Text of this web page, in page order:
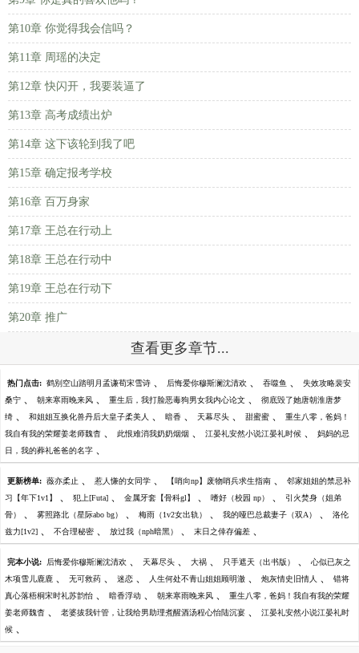
第10章 你觉得我会信吗？
第11章 周瑶的决定
第12章 快闪开，我要装逼了
第13章 高考成绩出炉
第14章 这下该轮到我了吧
第15章 确定报考学校
第16章 百万身家
第17章 王总在行动上
第18章 王总在行动中
第19章 王总在行动下
第20章 推广
查看更多章节...
热门点击: 鹤别空山踏明月孟谦荀宋雪诗 、 后悔爱你穆斯澜沈清欢 、 吞噬鱼 、 失效攻略裴安
桑宁 、 朝来寒雨晚来风 、 重生后，我打脸恶毒狗男女我内心论文 、 彻底毁了她唐朝淮唐梦
绮 、 和姐姐互换化兽丹后大皇子柔美人 、 暗香 、 天幕尽头 、 甜蜜蜜 、 重生八零，爸妈！
我自有我的荣耀姜老师魏杳 、 此恨难消我奶奶烟烟 、 江晏礼安然小说江晏礼时候 、 妈妈的忌
日，我的葬礼爸爸的名字 、
更新榜单: 薇亦柔止 、 惹人慊的女同学 、 【哨向np】废物哨兵求生指南 、 邻家姐姐的禁忌补
习【年下1v1】 、 犯上[Futa] 、 金属牙套【骨科gl】 、 嗜好（校园 np） 、 引火焚身（姐弟
骨） 、 雾照路北（星际abo bg） 、 梅雨（1v2女出轨） 、 我的哑巴总裁妻子（双A） 、 洛伦
兹力[1v2] 、 不合理秘密 、 放过我（nph暗黑） 、 末日之倖存偏差 、
完本小说: 后悔爱你穆斯澜沈清欢 、 天幕尽头 、 大祸 、 只手遮天（出书版） 、 心似已灰之
木项雪儿鹿鹿 、 无可救药 、 迷恋 、 人生何处不青山姐姐顾明澈 、 炮灰情史旧情人 、 错将
真心落梧桐宋时礼苏韵怡 、 暗香浮动 、 朝来寒雨晚来风 、 重生八零，爸妈！我自有我的荣耀
姜老师魏杳 、 老婆拔我针管，让我给男助理煮醒酒汤程心怡陆沉宴 、 江晏礼安然小说江晏礼时
候 、